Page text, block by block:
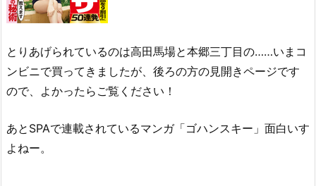
とりあげられているのは高田馬場と本郷三丁目の……いまコ
ンビニで買ってきましたが、後ろの方の見開きページです
ので、よかったらご覧ください！
あとSPAで連載されているマンガ「ゴハンスキー」面白いす
よねー。